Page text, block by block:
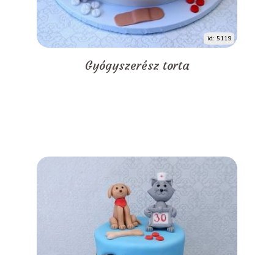
id: 5119
Gyógyszerész torta